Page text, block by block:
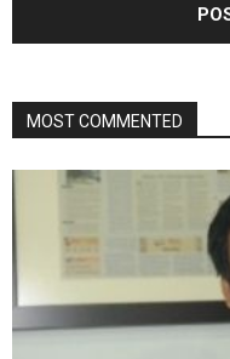
MOST COMMENTED